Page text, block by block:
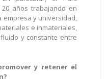
años trabajando en
empresa y universidad,
e inmateriales,
y constante entre
y retener el